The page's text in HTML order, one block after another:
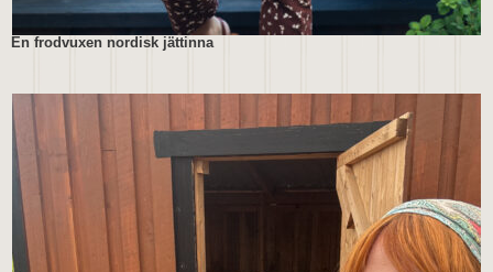
En frodvuxen nordisk jättinna